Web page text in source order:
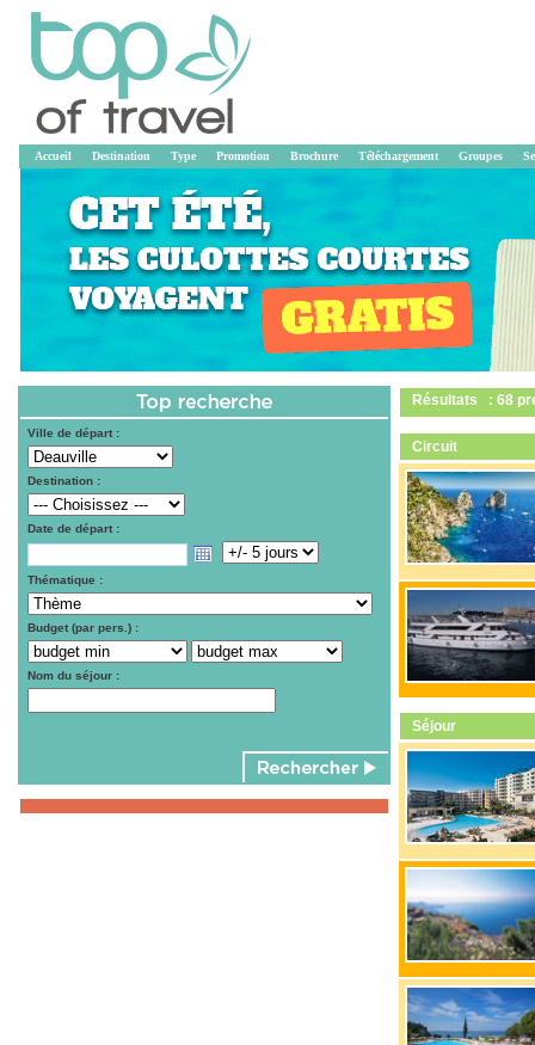
Accueil Destination Type Promotion Brochure Téléchargement Groupes
Ville de départ :
Destination :
Date de départ :
Thématique :
Budget (par pers.) :
Nom du séjour :
Résultats : 68
Circuit
Séjour